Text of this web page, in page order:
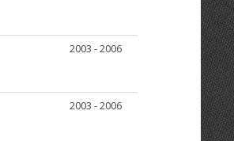
2003 - 2006
2003 - 2006